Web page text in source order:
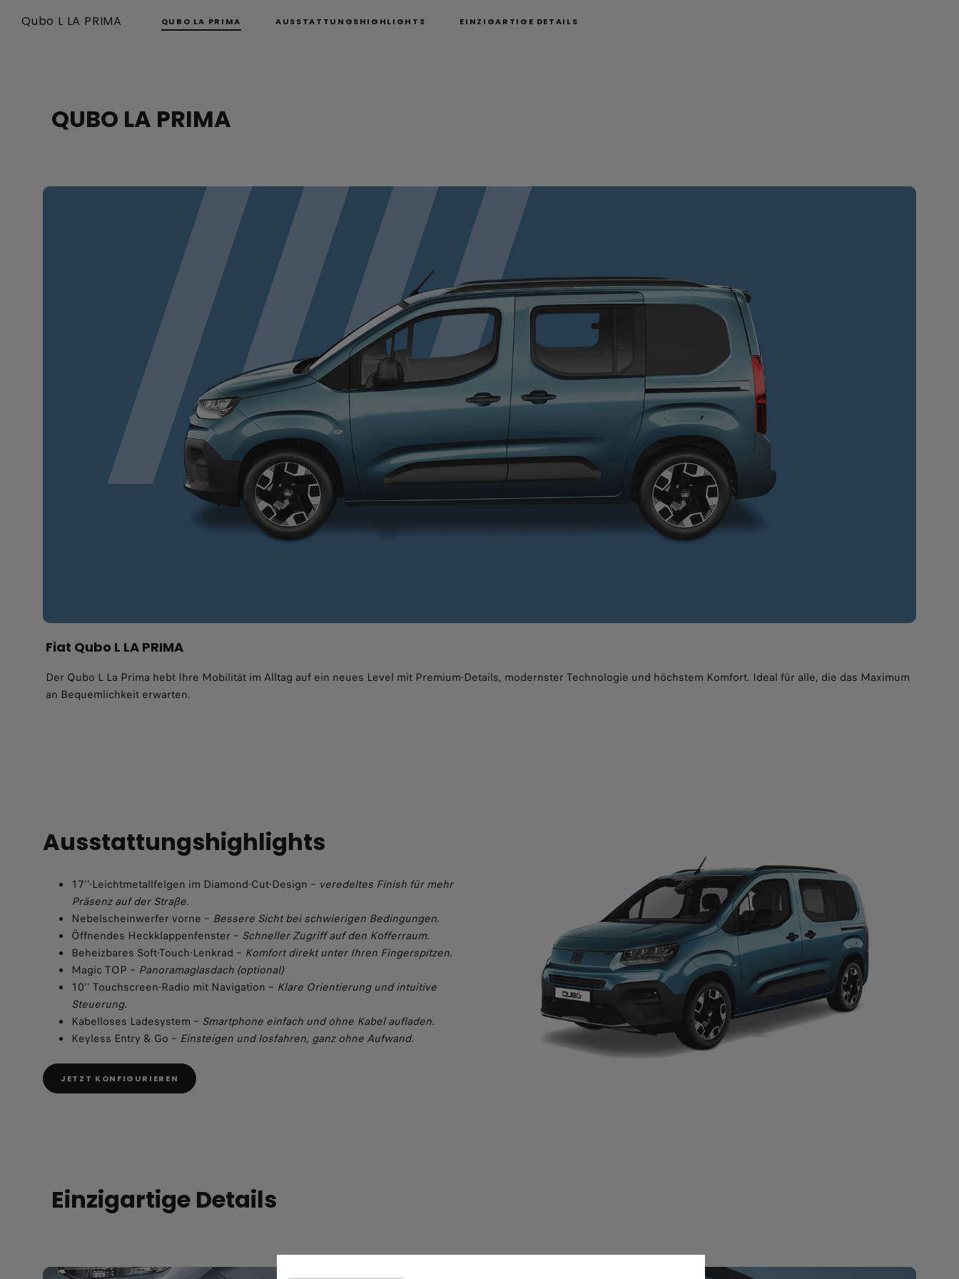
Qubo L LA PRIMA QUBO LA PRIMA AUSSTATTUNGSHIGHLIGHTS EINZIGARTIGE DETAILS
QUBO LA PRIMA
Fiat Qubo L LA PRIMA
Der Qubo L La Prima hebt Ihre Mobilität im Alltag auf ein neues Level mit Premium-Details, modernster Technologie und höchstem Komfort. Ideal für alle, die das Maximum
an Bequemlichkeit erwarten.
Ausstattungshighlights
17''-Leichtmetallfelgen im Diamond-Cut-Design – veredeltes Finish für mehr
Präsenz auf der Straße.
Nebelscheinwerfer vorne – Bessere Sicht bei schwierigen Bedingungen.
Öffnendes Heckklappenfenster – Schneller Zugriff auf den Kofferraum.
Beheizbares Soft-Touch-Lenkrad – Komfort direkt unter Ihren Fingerspitzen.
Magic TOP – Panoramaglasdach (optional)
10'' Touchscreen-Radio mit Navigation – Klare Orientierung und intuitive
Steuerung.
Kabelloses Ladesystem – Smartphone einfach und ohne Kabel aufladen.
Keyless Entry & Go – Einsteigen und losfahren, ganz ohne Aufwand.
JETZT KONFIGURIEREN
Einzigartige Details